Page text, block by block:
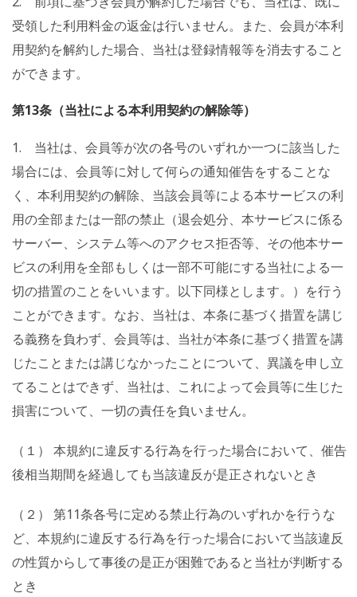
受領した利用料金の返金は行いません。また、会員が本利
用契約を解約した場合、当社は登録情報等を消去すること
ができます。
第13条（当社による本利用契約の解除等）
1. 当社は、会員等が次の各号のいずれか一つに該当した
場合には、会員等に対して何らの通知催告をすることな
く、本利用契約の解除、当該会員等による本サービスの利
用の全部または一部の禁止（退会処分、本サービスに係る
サーバー、システム等へのアクセス拒否等、その他本サー
ビスの利用を全部もしくは一部不可能にする当社による一
切の措置のことをいいます。以下同様とします。）を行う
ことができます。なお、当社は、本条に基づく措置を講じ
る義務を負わず、会員等は、当社が本条に基づく措置を講
じたことまたは講じなかったことについて、異議を申し立
てることはできず、当社は、これによって会員等に生じた
損害について、一切の責任を負いません。
（１） 本規約に違反する行為を行った場合において、催告
後相当期間を経過しても当該違反が是正されないとき
（２） 第11条各号に定める禁止行為のいずれかを行うな
ど、本規約に違反する行為を行った場合において当該違反
の性質からして事後の是正が困難であると当社が判断する
とき